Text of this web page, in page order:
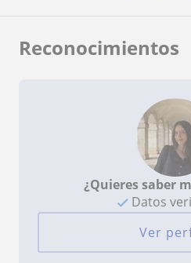
Reconocimientos
¿Quieres saber
Datos
Ver